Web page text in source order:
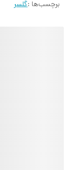
برچسب‌ها :گلسر